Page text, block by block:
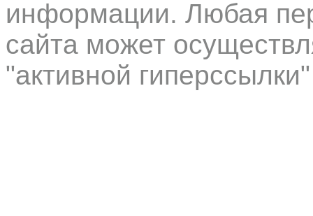
информации. Любая
сайта может
"активной